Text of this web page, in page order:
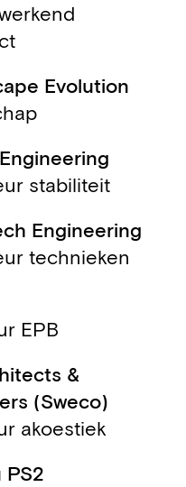
Evolution
stabiliteit
Engineering
technieken
EPB
&
(Sweco)
akoestiek
PS2